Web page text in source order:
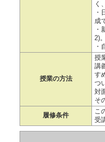
く
・
成
・
2)
・
授業の方法
授
講
す
つ
対
そ
履修条件
こ
受